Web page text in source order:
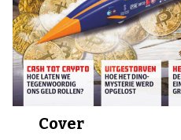
Cover